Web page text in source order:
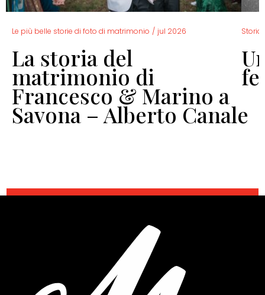
Le più belle storie di foto di matrimonio / jul 2026
La storia del
matrimonio di
Francesco & Marino a
Savona – Alberto Canale
Storia